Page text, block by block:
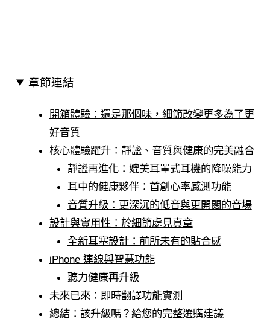
章節連結
開箱體驗：還是那個味，細節改變更多為了更
好音質
核心體驗躍升：靜謐、音質與健康的完美融合
靜謐再進化：媲美耳罩式耳機的降噪能力
耳中的健康夥伴：首創心率感測功能
音質升級：更深沉的低音與更開闊的音場
設計與實用性：於細節處見真章
全新耳塞設計：前所未有的貼合感
iPhone 連線與智慧功能
聽力健康再升級
未來已來：即時翻譯功能實測
總結：該升級嗎？給您的完整選購建議